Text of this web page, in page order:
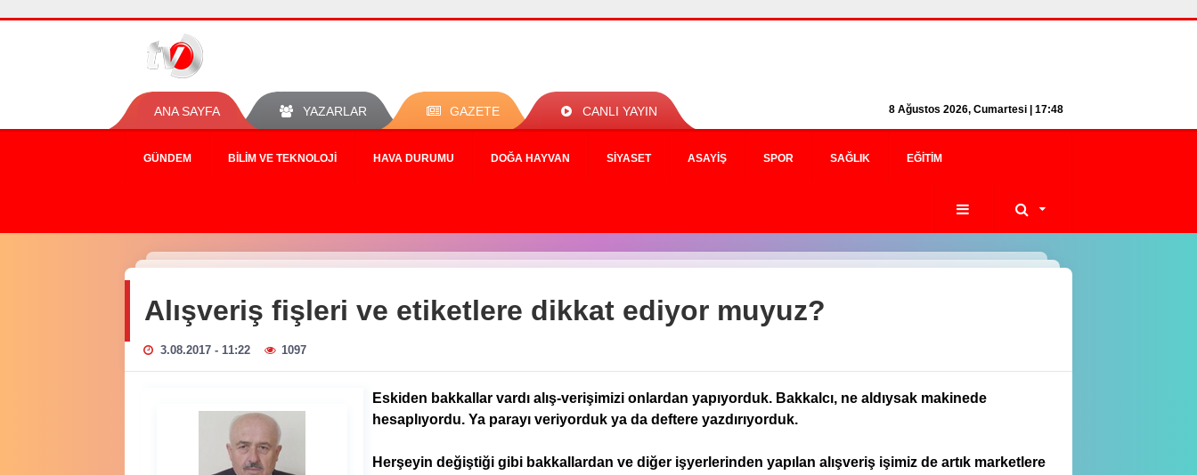
ANA SAYFA YAZARLAR GAZETE CANLI YAYIN 8 Ağustos 2026, Cumartesi | 17:48
GÜNDEM BILIM VE TEKNOLOJI HAVA DURUMU DOĞA HAYVAN SIYASET ASAYIŞ SPOR SAĞLIK EĞITIM
Alışveriş fişleri ve etiketlere dikkat ediyor muyuz?
3.08.2017 - 11:22 1097
Eskiden bakkallar vardı alış-verişimizi onlardan yapıyorduk. Bakkalcı, ne aldıysak makinede
hesaplıyordu. Ya parayı veriyorduk ya da deftere yazdırıyorduk.
Herşeyin değiştiği gibi bakkallardan ve diğer işyerlerinden yapılan alışveriş işimiz de artık marketlere